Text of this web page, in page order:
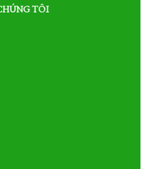
TÔI